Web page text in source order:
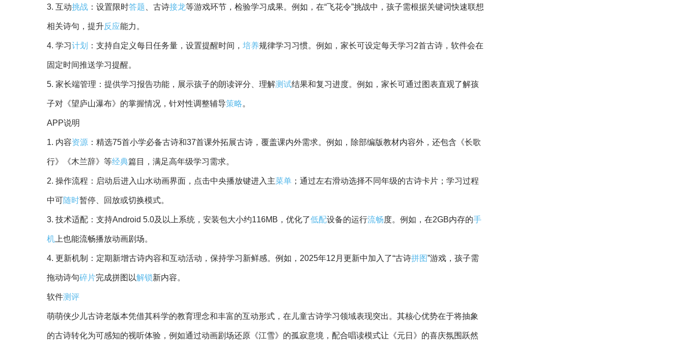
3. 互动挑战 ：设置限时答题 、古诗接龙等游戏环节，检验学习成果。例如，在“飞花令”挑战中，孩子需根据关键词快速联想
相关诗句，提升反应能力。
4. 学习计划 ：支持自定义每日任务量，设置提醒时间， 培养规律学习习惯。例如，家长可设定每天学习2首古诗，软件会在
固定时间推送学习提醒。
5. 家长端管理：提供学习报告功能，展示孩子的朗读评分、理解测试结果和复习进度。例如，家长可通过图表直观了解孩
子对《望庐山瀑布》的掌握情况，针对性调整辅导策略。
APP说明
1. 内容资源 ：精选75首小学必备古诗和37首课外拓展古诗，覆盖课内外需求。例如，除部编版教材内容外，还包含《长歌
行》《木兰辞》等经典篇目，满足高年级学习需求。
2. 操作流程：启动后进入山水动画界面，点击中央播放键进入主菜单 ；通过左右滑动选择不同年级的古诗卡片；学习过程
中可随时暂停、回放或切换模式。
3. 技术适配：支持Android 5.0及以上系统，安装包大小约116MB，优化了低配设备的运行流畅度。例如，在2GB内存的手
机 上也能流畅播放动画剧场。
4. 更新机制：定期新增古诗内容和互动活动，保持学习新鲜感。例如，2025年12月更新中加入了“古诗拼图”游戏，孩子需
拖动诗句碎片完成拼图以解锁新内容。
软件测评
萌萌侠少儿古诗老版本凭借其科学的教育理念和丰富的互动形式，在儿童古诗学习领域表现突出。其核心优势在于将抽象
的古诗转化为可感知的视听体验，例如通过动画剧场还原《江雪》的孤寂意境，配合唱读模式让《元日》的喜庆氛围跃然